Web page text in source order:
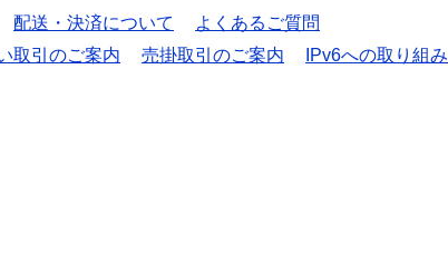
配送・決済について
よくあるご質問
取引のご案内 売掛取引のご案内
IPv6への取り組み